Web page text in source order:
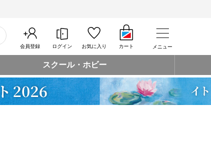
会員登録 ログイン お気に入り カート メニュー
スクール・ホビー